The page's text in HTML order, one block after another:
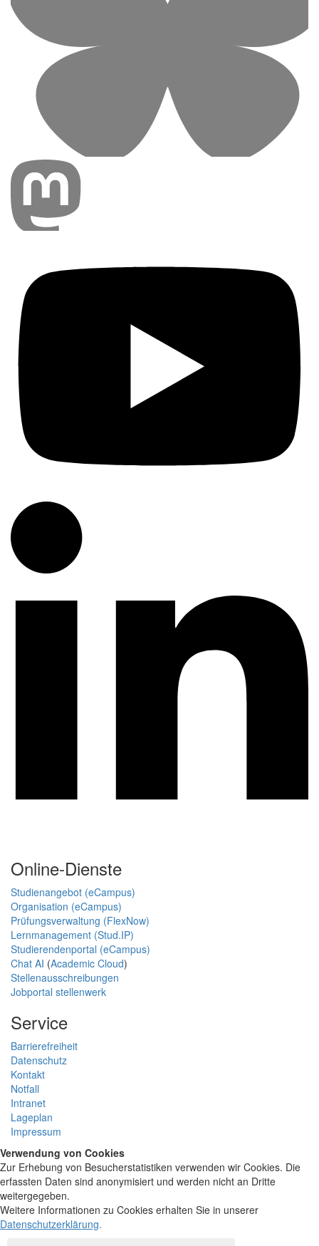
Online-Dienste
Studienangebot (eCampus)
Organisation (eCampus)
Prüfungsverwaltung (FlexNow)
Lernmanagement (Stud.IP)
Studierendenportal (eCampus)
Chat AI (Academic Cloud)
Stellenausschreibungen
Jobportal stellenwerk
Service
Barrierefreiheit
Datenschutz
Kontakt
Notfall
Intranet
Lageplan
Impressum
Verwendung von Cookies
Zur Erhebung von Besucherstatistiken verwenden wir Cookies. Die
erfassten Daten sind anonymisiert und werden nicht an Dritte
weitergegeben.
Weitere Informationen zu Cookies erhalten Sie in unserer
Datenschutzerklärung.